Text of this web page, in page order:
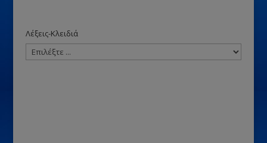
Λέξεις-Κλειδιά